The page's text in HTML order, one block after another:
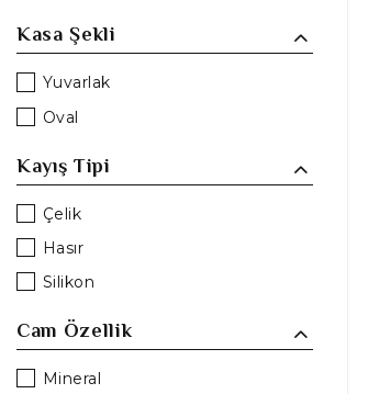
Kasa Şekli
Yuvarlak
Oval
Kayış Tipi
Çelik
Hasır
Silikon
Cam Özellik
Mineral